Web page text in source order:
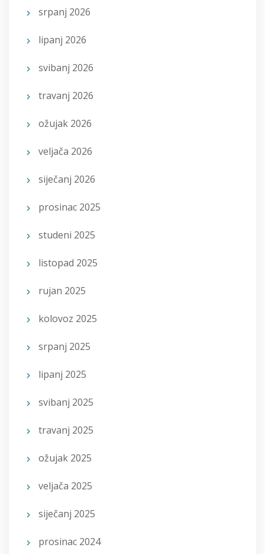
srpanj 2026
lipanj 2026
svibanj 2026
travanj 2026
ožujak 2026
veljača 2026
siječanj 2026
prosinac 2025
studeni 2025
listopad 2025
rujan 2025
kolovoz 2025
srpanj 2025
lipanj 2025
svibanj 2025
travanj 2025
ožujak 2025
veljača 2025
siječanj 2025
prosinac 2024